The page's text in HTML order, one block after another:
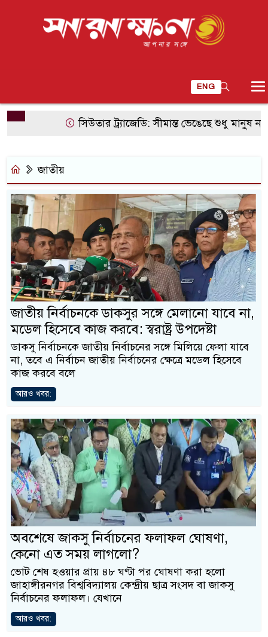
ENG
সিউতার ট্র্যাজেডি: সীমান্ত ভেঙেছে শুধু মানুষ নয়,
জাতীয়
জাতীয় নির্বাচনকে ডাকসুর সঙ্গে মেলানো যাবে না,
মডেল হিসেবে কাজ করবে: স্বরাষ্ট্র উপদেষ্টা
ডাকসু নির্বাচনকে জাতীয় নির্বাচনের সঙ্গে মিলিয়ে ফেলা যাবে
না, তবে এ নির্বাচন জাতীয় নির্বাচনের ক্ষেত্রে মডেল হিসেবে
কাজ করবে বলে
আরও খবর:
অবশেষে জাকসু নির্বাচনের ফলাফল ঘোষণা,
কেনো এত সময় লাগলো?
ভোট শেষ হওয়ার প্রায় ৪৮ ঘণ্টা পর ঘোষণা করা হলো
জাহাঙ্গীরনগর বিশ্ববিদ্যালয় কেন্দ্রীয় ছাত্র সংসদ বা জাকসু
নির্বাচনের ফলাফল। যেখানে
আরও খবর: